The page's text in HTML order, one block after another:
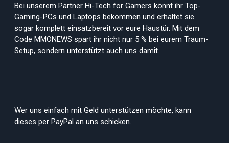
Bei unserem Partner Hi-Tech for Gamers könnt ihr Top-
Gaming-PCs und Laptops bekommen und erhaltet sie
sogar komplett einsatzbereit vor eure Haustür. Mit dem
Code MMONEWS spart ihr nicht nur 5 % bei eurem Traum-
Setup, sondern unterstützt auch uns damit.
Wer uns einfach mit Geld unterstützen möchte, kann
dieses per PayPal an uns schicken.